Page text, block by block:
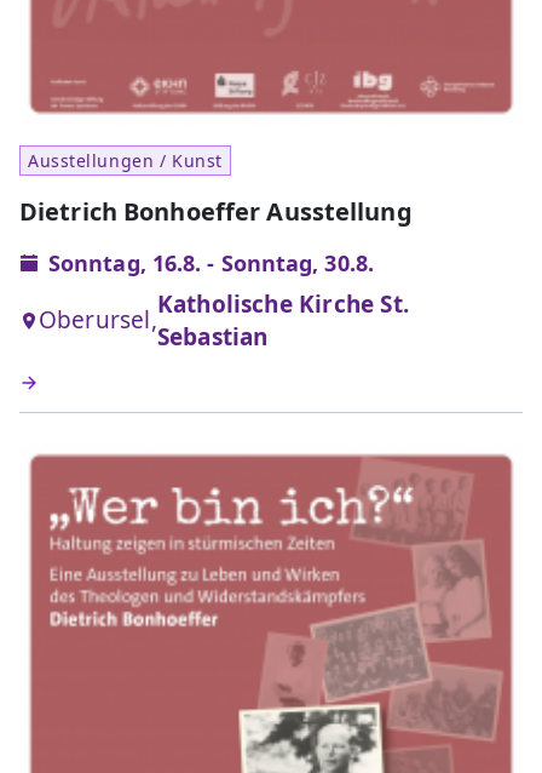
Ausstellungen / Kunst
Dietrich Bonhoeffer Ausstellung
Sonntag, 16.8. - Sonntag, 30.8.
Oberursel,
Katholische Kirche St.
Sebastian